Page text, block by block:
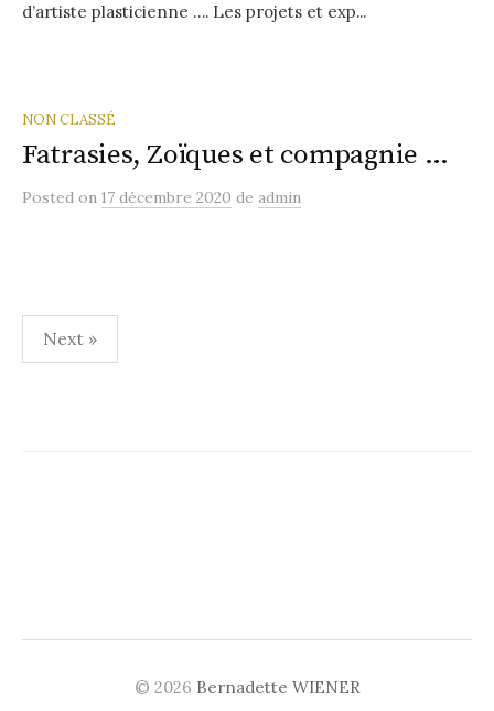
d’artiste plasticienne …. Les projets et exp...
NON CLASSÉ
Fatrasies, Zoïques et compagnie …
Posted on 17 décembre 2020 de admin
Pagination
des
Next »
© 2026 Bernadette WIENER